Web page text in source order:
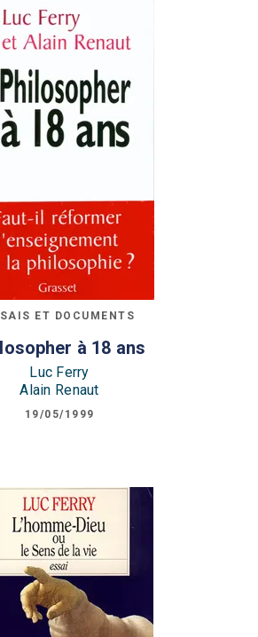
ET DOCUMENTS
à 18 ans
Luc Ferry
Alain Renaut
19/05/1999